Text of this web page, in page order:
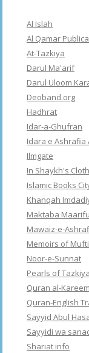
Al Islah
Al Qamar
At-Tazkiya
Darul Ma'arif
Darul Uloom
Deoband.org
Hadhrat
Idar-a-Ghufran
Idara e Ashrafia
Ilmgate
In Shaykh's
Islamic Books
Khanqah
Maktaba
Mawaiz-e-
Memoirs of
Noor-e-Sunnat
Pearls of Tazkiya
Quran al-Kareem
Quran-English
Sayyid Abul
Sayyidi wa
Shariat info